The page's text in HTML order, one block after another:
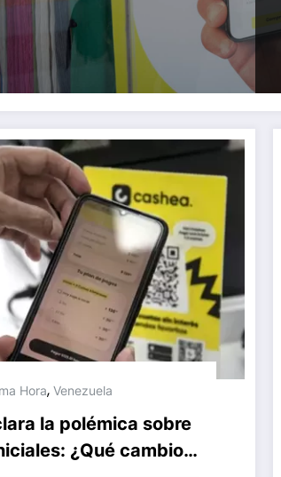
Hora, Venezuela
la polémica sobre
¿Qué cambios